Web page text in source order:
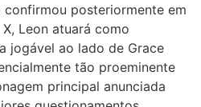
posteriormente em
Leon atuará como
jogável ao lado de Grace
tão proeminente
principal anunciada